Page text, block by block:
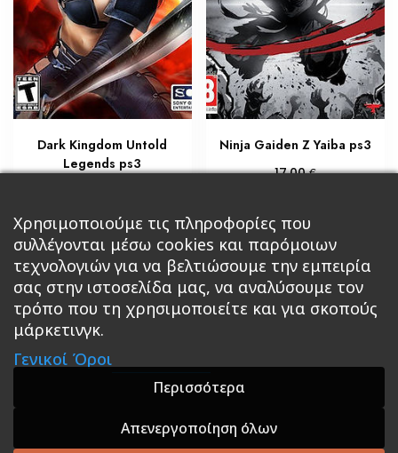
Dark Kingdom Untold
Legends ps3
Προσθήκη στο καλάθι
Ninja Gaiden Z Yaiba ps3
17,00€
Διαβάστε περισσότερα
Κεντρική Βιβλία
Roleplaying Games Ψυχαγωγία Εκδόσεις Βάρδος
Σε Προσφορά
A theme by GradientThemes - A theme by Gradient
Χρησιμοποιούμε τις πληροφορίες που
συλλέγονται μέσω cookies και παρόμοιων
τεχνολογιών για να βελτιώσουμε την εμπειρία
σας στην ιστοσελίδα μας, να αναλύσουμε τον
τρόπο που τη χρησιμοποιείτε και για σκοπούς
μάρκετινγκ.
Γενικοί Όροι
Περισσότερα
Απενεργοποίηση όλων